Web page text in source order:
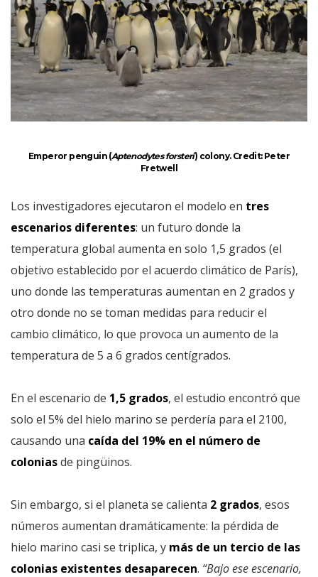
Emperor penguin (Aptenodytes forsteri) colony. Credit: Peter
Fretwell
Los investigadores ejecutaron el modelo en tres
escenarios diferentes: un futuro donde la
temperatura global aumenta en solo 1,5 grados (el
objetivo establecido por el acuerdo climático de París),
uno donde las temperaturas aumentan en 2 grados y
otro donde no se toman medidas para reducir el
cambio climático, lo que provoca un aumento de la
temperatura de 5 a 6 grados centígrados.
En el escenario de 1,5 grados, el estudio encontró que
solo el 5% del hielo marino se perdería para el 2100,
causando una caída del 19% en el número de
coloniasde pingüinos.
Sin embargo, si el planeta se calienta 2 grados, esos
números aumentan dramáticamente: la pérdida de
hielo marino casi se triplica, y más de un tercio de las
colonias existentes desaparecen. “Bajo ese escenario,